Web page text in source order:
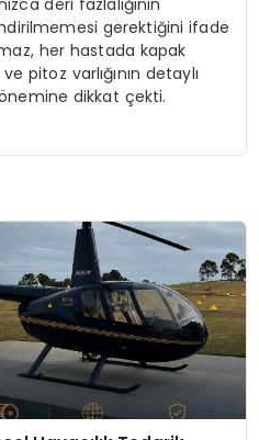
gerektiğini ifade
her hastada kapak
pitoz varlığının detaylı
dikkat çekti.